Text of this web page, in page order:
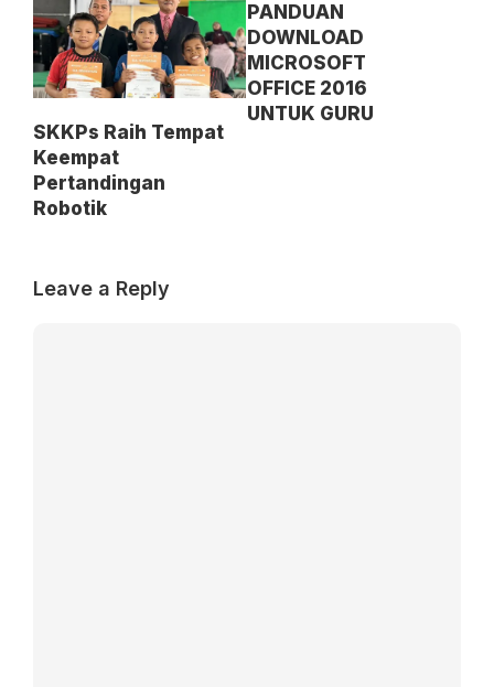
SKKPs Raih Tempat
Keempat
Pertandingan
Robotik
PANDUAN
DOWNLOAD
MICROSOFT
OFFICE 2016
UNTUK GURU
Leave a Reply